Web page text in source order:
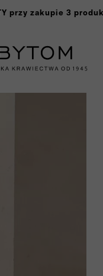
przy zakupie 3